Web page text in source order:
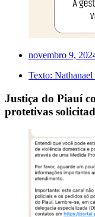
novembro 9,
Texto:
Justiça do Piauí
protetivas